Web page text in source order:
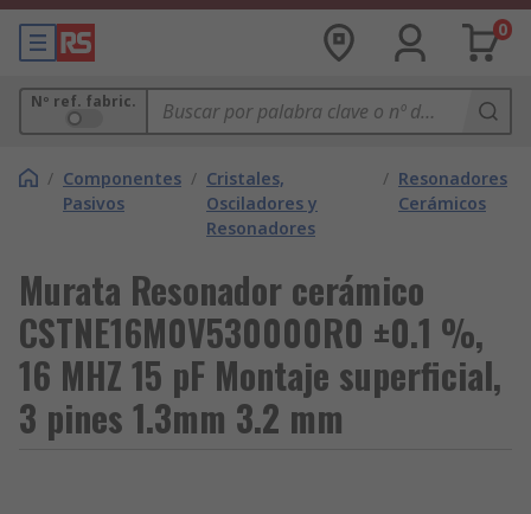
0
Nº ref. fabric.
/ Componentes
Pasivos
/ Cristales,
Osciladores y
Resonadores
/ Resonadores
Cerámicos
Murata Resonador cerámico
CSTNE16M0V530000R0 ±0.1 %,
16 MHZ 15 pF Montaje superficial,
3 pines 1.3mm 3.2 mm